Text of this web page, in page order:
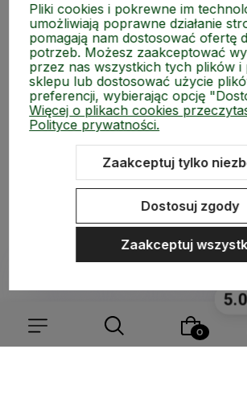
ZAKUPY
MEDIA SPOŁECZNOŚCIOWE
MOJE KONTO
Szablon
GrowCommerce
Pliki cookies i pokrewne im
umożliwiają poprawne działanie
pomagają nam dostosować ofertę
potrzeb. Możesz zaakceptować
przez nas wszystkich tych plików i
sklepu lub dostosować użycie
preferencji, wybierając opcję
Więcej o plikach cookies
Polityce prywatności.
Zaakceptuj tylko
Dostosuj zgody
Zaakceptuj